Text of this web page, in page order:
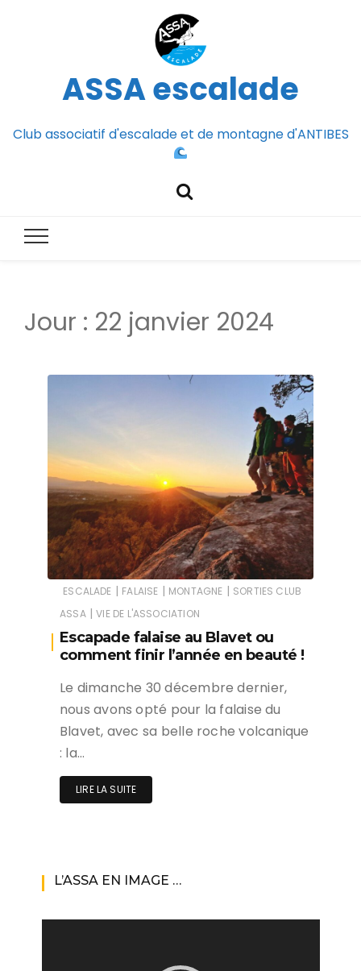
ASSA escalade
Club associatif d'escalade et de montagne d'ANTIBES
Jour : 22 janvier 2024
ESCALADE | FALAISE | MONTAGNE | SORTIES CLUB
ASSA | VIE DE L'ASSOCIATION
Escapade falaise au Blavet ou
comment finir l’année en beauté !
Le dimanche 30 décembre dernier,
nous avons opté pour la falaise du
Blavet, avec sa belle roche volcanique
: la…
LIRE LA SUITE
L’ASSA EN IMAGE …